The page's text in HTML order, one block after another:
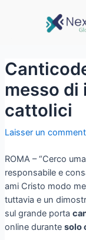
messo
cattolici
Laisser un
ROMA – “Cerco
responsabile e
ami Cristo modo
tuttavia e un
sul grande porta
online durante solo